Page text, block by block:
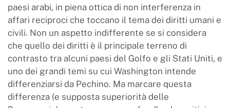
paesi arabi, in piena ottica di non interferenza in
affari reciproci che toccano il tema dei diritti umani e
civili. Non un aspetto indifferente se si considera
che quello dei diritti è il principale terreno di
contrasto tra alcuni paesi del Golfo e gli Stati Uniti, e
uno dei grandi temi su cui Washington intende
differenziarsi da Pechino. Ma marcare questa
differenza (e supposta superiorità delle